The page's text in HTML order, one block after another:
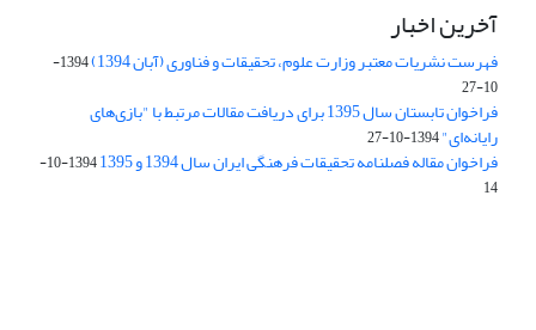
آخرین اخبار
فهرست نشریات معتبر وزارت علوم، تحقیقات و فناوری (آبان 1394)
1394-
10-27
فراخوان تابستان سال 1395 برای دریافت مقالات مرتبط با "بازی‌های
رایانه‌ای"1394-10-27
فراخوان مقاله فصلنامه تحقیقات فرهنگی ایران سال 1394 و 1395
1394-10-
14